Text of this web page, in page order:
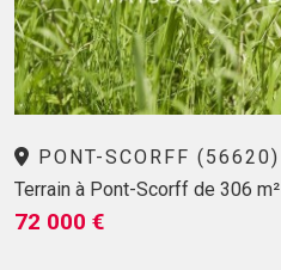
PONT-SCORFF (56620)
Terrain à Pont-Scorff de 306 m²
72 000 €